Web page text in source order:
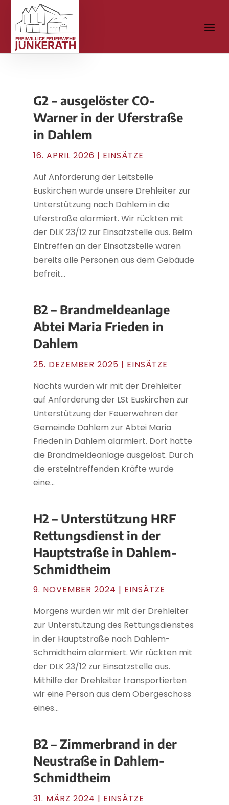
G2 – ausgelöster CO-
Warner in der Uferstraße
in Dahlem
16. APRIL 2026 | EINSÄTZE
Auf Anforderung der Leitstelle
Euskirchen wurde unsere Drehleiter zur
Unterstützung nach Dahlem in die
Uferstraße alarmiert. Wir rückten mit
der DLK 23/12 zur Einsatzstelle aus. Beim
Eintreffen an der Einsatzstelle waren
bereits alle Personen aus dem Gebäude
befreit...
B2 – Brandmeldeanlage
Abtei Maria Frieden in
Dahlem
25. DEZEMBER 2025 | EINSÄTZE
Nachts wurden wir mit der Drehleiter
auf Anforderung der LSt Euskirchen zur
Unterstützung der Feuerwehren der
Gemeinde Dahlem zur Abtei Maria
Frieden in Dahlem alarmiert. Dort hatte
die Brandmeldeanlage ausgelöst. Durch
die ersteintreffenden Kräfte wurde
eine...
H2 – Unterstützung HRF
Rettungsdienst in der
Hauptstraße in Dahlem-
Schmidtheim
9. NOVEMBER 2024 | EINSÄTZE
Morgens wurden wir mit der Drehleiter
zur Unterstützung des Rettungsdienstes
in der Hauptstraße nach Dahlem-
Schmidtheim alarmiert. Wir rückten mit
der DLK 23/12 zur Einsatzstelle aus.
Mithilfe der Drehleiter transportierten
wir eine Person aus dem Obergeschoss
eines...
B2 – Zimmerbrand in der
Neustraße in Dahlem-
Schmidtheim
31. MÄRZ 2024 | EINSÄTZE